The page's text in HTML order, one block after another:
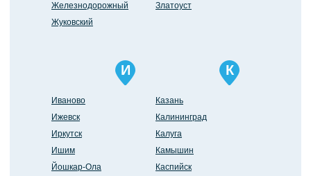
Железнодорожный
Жуковский
Златоуст
И
Иваново
Ижевск
Иркутск
Ишим
Йошкар-Ола
К
Казань
Калининград
Калуга
Камышин
Каспийск